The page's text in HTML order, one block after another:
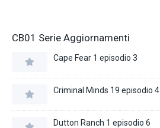
CB01 Serie Aggiornamenti
Cape Fear 1 episodio 3
Criminal Minds 19 episodio 4
Dutton Ranch 1 episodio 6